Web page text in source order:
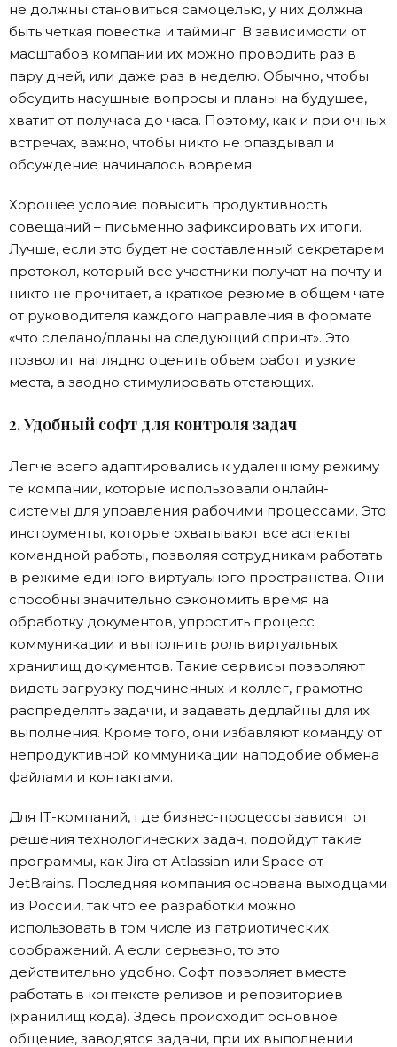
не должны становиться самоцелью, у них должна
быть четкая повестка и тайминг. В зависимости от
масштабов компании их можно проводить раз в
пару дней, или даже раз в неделю. Обычно, чтобы
обсудить насущные вопросы и планы на будущее,
хватит от получаса до часа. Поэтому, как и при очных
встречах, важно, чтобы никто не опаздывал и
обсуждение начиналось вовремя.
Хорошее условие повысить продуктивность
совещаний – письменно зафиксировать их итоги.
Лучше, если это будет не составленный секретарем
протокол, который все участники получат на почту и
никто не прочитает, а краткое резюме в общем чате
от руководителя каждого направления в формате
«что сделано/планы на следующий спринт». Это
позволит наглядно оценить объем работ и узкие
места, а заодно стимулировать отстающих.
2. Удобный софт для контроля задач
Легче всего адаптировались к удаленному режиму
те компании, которые использовали онлайн-
системы для управления рабочими процессами. Это
инструменты, которые охватывают все аспекты
командной работы, позволяя сотрудникам работать
в режиме единого виртуального пространства. Они
способны значительно сэкономить время на
обработку документов, упростить процесс
коммуникации и выполнить роль виртуальных
хранилищ документов. Такие сервисы позволяют
видеть загрузку подчиненных и коллег, грамотно
распределять задачи, и задавать дедлайны для их
выполнения. Кроме того, они избавляют команду от
непродуктивной коммуникации наподобие обмена
файлами и контактами.
Для IT-компаний, где бизнес-процессы зависят от
решения технологических задач, подойдут такие
программы, как Jira от Atlassian или Space от
JetBrains. Последняя компания основана выходцами
из России, так что ее разработки можно
использовать в том числе из патриотических
соображений. А если серьезно, то это
действительно удобно. Софт позволяет вместе
работать в контексте релизов и репозиториев
(хранилищ кода). Здесь происходит основное
общение, заводятся задачи, при их выполнении